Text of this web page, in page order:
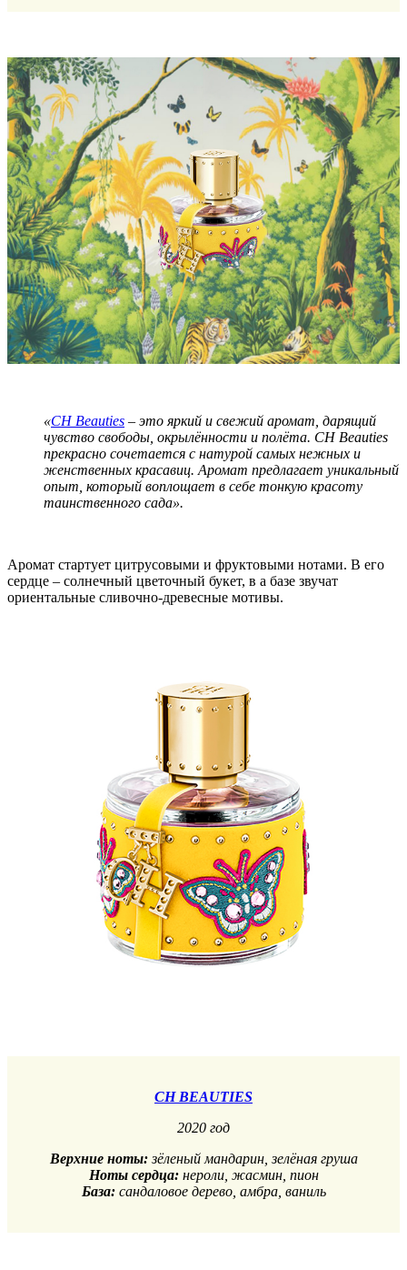
«CH Beauties – это яркий и свежий аромат, дарящий
чувство свободы, окрылённости и полёта. CH Beauties
прекрасно сочетается с натурой самых нежных и
женственных красавиц. Аромат предлагает уникальный
опыт, который воплощает в себе тонкую красоту
таинственного сада».
Аромат стартует цитрусовыми и фруктовыми нотами. В его
сердце – солнечный цветочный букет, в а базе звучат
ориентальные сливочно-древесные мотивы.
CH BEAUTIES
2020 год
Верхние ноты:зёленый мандарин, зелёная груша
Ноты сердца:нероли, жасмин, пион
База:сандаловое дерево, амбра, ваниль